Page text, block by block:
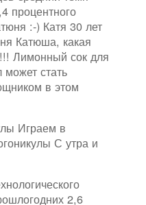
процентного
:-) Катя 30 лет
Катюша, какая
Лимонный сок для
стать
в этом
Играем в
С утра и
2,6